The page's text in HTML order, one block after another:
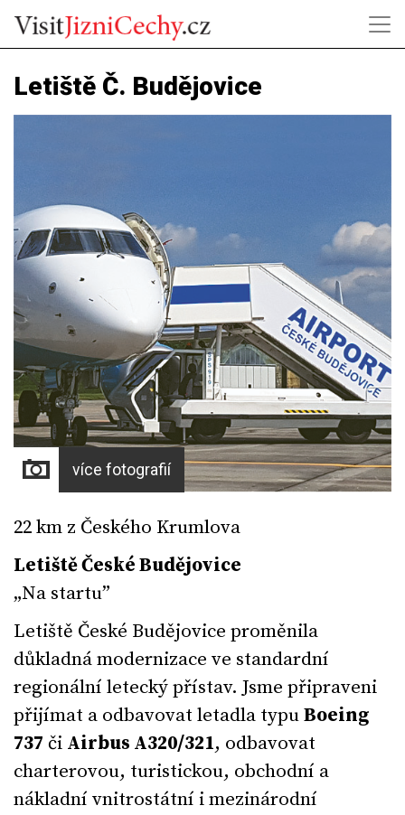
Letiště Č. Budějovice
více fotografií
22 km z Českého Krumlova
Letiště České Budějovice
„Na startu”
Letiště České Budějovice proměnila
důkladná modernizace ve standardní
regionální letecký přístav. Jsme připraveni
přijímat a odbavovat letadla typuBoeing
737 či Airbus A320/321, odbavovat
charterovou, turistickou, obchodní a
nákladní vnitrostátní i mezinárodní